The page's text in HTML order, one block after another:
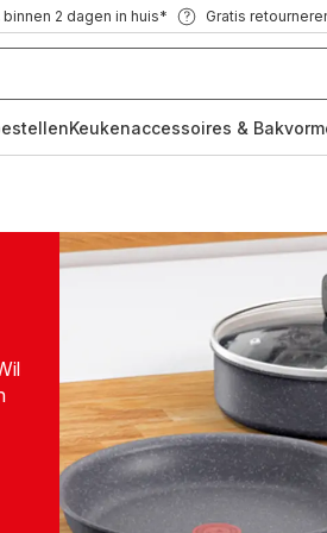
2 dagen in huis* Gratis
Keukenaccessoires &